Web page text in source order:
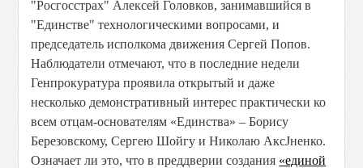
"Росгосстрах" Алексей Головков, занимавшийся в
"Единстве" технологическими вопросами, и
председатель исполкома движения Сергей Попов.
Наблюдатели отмечают, что в последние недели
Генпрокуратура проявила открытый и даже
несколько демонстративный интерес практически ко
всем отцам-основателям «Единства» – Борису
Березовскому, Сергею Шойгу и Николаю АксЈненко.
Означает ли это, что в преддверии создания «единой